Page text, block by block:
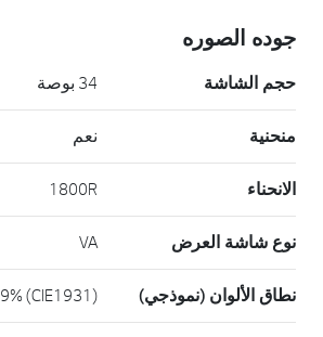
جوده الصوره
حجم الشاشة 34 بوصة
منحنية نعم
الانحناء 1800R
نوع شاشة العرض VA
نطاق الألوان (نموذجي) (CIE1931)